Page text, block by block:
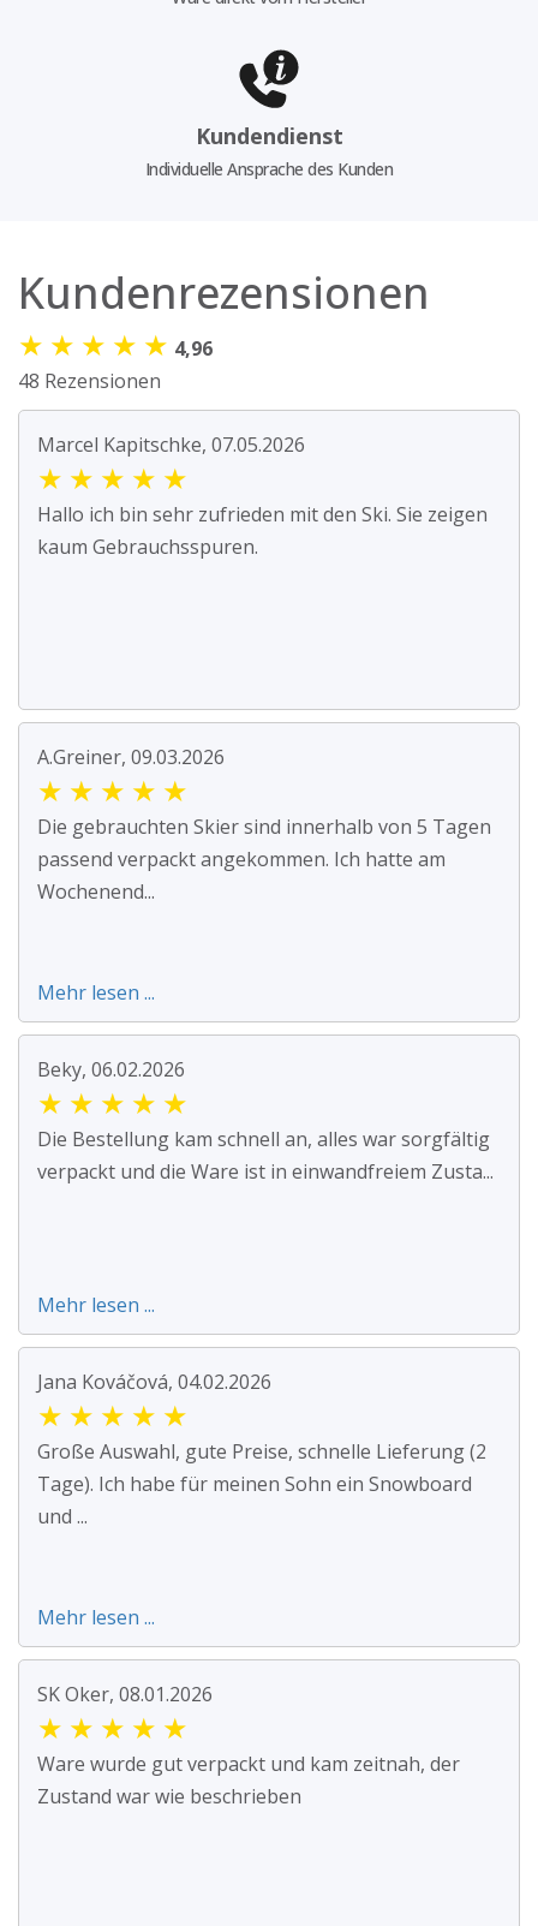
Kundendienst
Individuelle Ansprache des Kunden
Kundenrezensionen
★ ★ ★ ★ ★ 4,96
48 Rezensionen
Marcel Kapitschke, 07.05.2026
★ ★ ★ ★ ★
Hallo ich bin sehr zufrieden mit den Ski. Sie zeigen
kaum Gebrauchsspuren.
A.Greiner, 09.03.2026
★ ★ ★ ★ ★
Die gebrauchten Skier sind innerhalb von 5 Tagen
passend verpackt angekommen. Ich hatte am
Wochenend...
Mehr lesen ...
Beky, 06.02.2026
★ ★ ★ ★ ★
Die Bestellung kam schnell an, alles war sorgfältig
verpackt und die Ware ist in einwandfreiem Zusta...
Mehr lesen ...
Jana Kováčová, 04.02.2026
★ ★ ★ ★ ★
Große Auswahl, gute Preise, schnelle Lieferung (2
Tage). Ich habe für meinen Sohn ein Snowboard
und ...
Mehr lesen ...
SK Oker, 08.01.2026
★ ★ ★ ★ ★
Ware wurde gut verpackt und kam zeitnah, der
Zustand war wie beschrieben